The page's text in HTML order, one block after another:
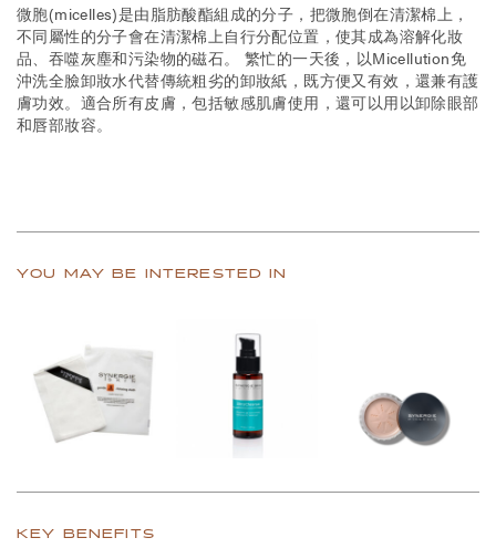
微胞(micelles)是由脂肪酸酯組成的分子，把微胞倒在清潔棉上，
不同屬性的分子會在清潔棉上自行分配位置，使其成為溶解化妝
品、吞噬灰塵和污染物的磁石。 繁忙的一天後，以Micellution免
沖洗全臉卸妝水代替傳統粗劣的卸妝紙，既方便又有效，還兼有護
膚功效。適合所有皮膚，包括敏感肌膚使用，還可以用以卸除眼部
和唇部妝容。
YOU MAY BE INTERESTED IN
KEY BENEFITS